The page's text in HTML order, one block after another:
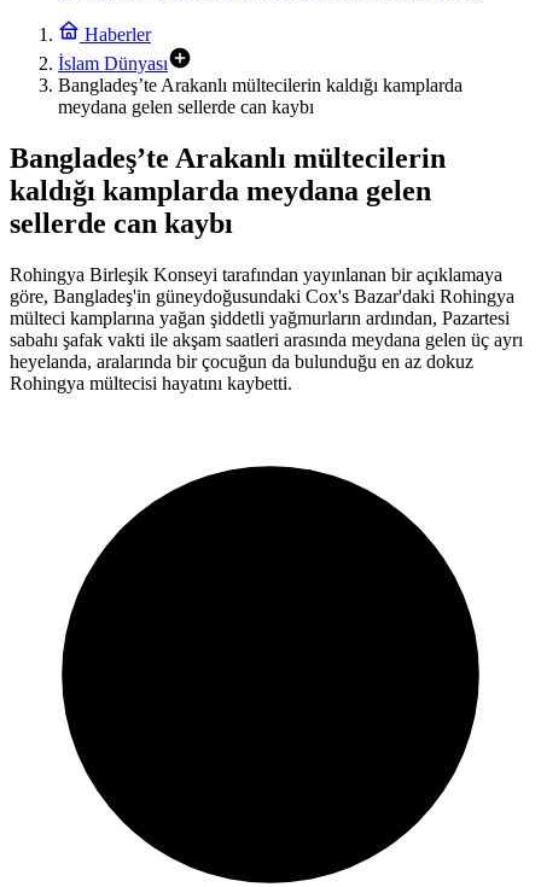
Haberler
İslam Dünyası
Bangladeş’te Arakanlı mültecilerin kaldığı kamplarda
meydana gelen sellerde can kaybı
Bangladeş’te Arakanlı mültecilerin
kaldığı kamplarda meydana gelen
sellerde can kaybı
Rohingya Birleşik Konseyi tarafından yayınlanan bir açıklamaya
göre, Bangladeş'in güneydoğusundaki Cox's Bazar'daki Rohingya
mülteci kamplarına yağan şiddetli yağmurların ardından, Pazartesi
sabahı şafak vakti ile akşam saatleri arasında meydana gelen üç ayrı
heyelanda, aralarında bir çocuğun da bulunduğu en az dokuz
Rohingya mültecisi hayatını kaybetti.